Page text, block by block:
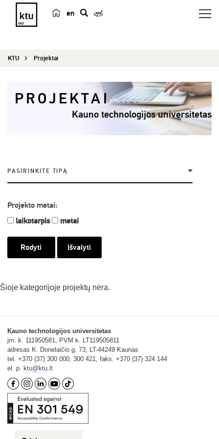
en
a
KTU Projektai
PROJEKTAI
Kauno technologijos universitetas
PASIRINKITE TIPĄ
Projekto metai:
laikotarpis
metai
Išvalyti
Šioje kategorijoje projektų nėra.
Kauno technologijos universitetas
įm. k. 111950581, PVM k. LT119505811
adresas K. Donelaičio g. 73, LT-44249 Kaunas
tel. +370 (37) 300 000, 300 421, faks. +370 (37) 324 144
el. p. ktu@ktu.lt